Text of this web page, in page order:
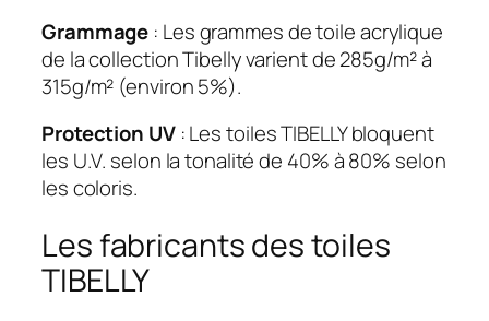
Grammage : Les grammes de toile acrylique
de la collection Tibelly varient de 285g/m² à
315g/m² (environ 5%).
Protection UV: Les toiles TIBELLY bloquent
les U.V. selon la tonalité de 40% à 80% selon
les coloris.
Les fabricants des toiles
TIBELLY